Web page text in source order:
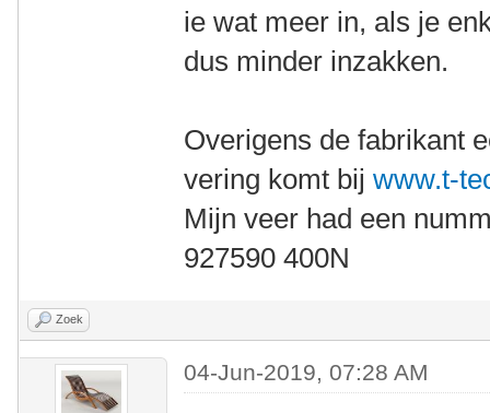
ie wat meer in, als je
dus minder inzakken.
Overigens de fabrikant
vering komt bijwww.t-
Mijn veer had een
927590 400N
Zoek
04-Jun-2019, 07:28 AM